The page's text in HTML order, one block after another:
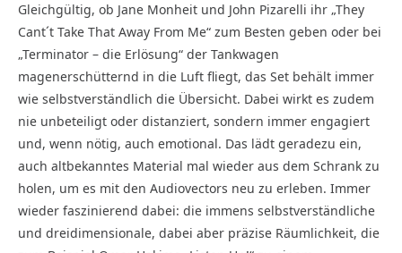
Gleichgültig, ob Jane Monheit und John Pizarelli ihr „They
Cant´t Take That Away From Me“ zum Besten geben oder bei
„Terminator – die Erlösung“ der Tankwagen
magenerschütternd in die Luft fliegt, das Set behält immer
wie selbstverständlich die Übersicht. Dabei wirkt es zudem
nie unbeteiligt oder distanziert, sondern immer engagiert
und, wenn nötig, auch emotional. Das lädt geradezu ein,
auch altbekanntes Material mal wieder aus dem Schrank zu
holen, um es mit den Audiovectors neu zu erleben. Immer
wieder faszinierend dabei: die immens selbstverständliche
und dreidimensionale, dabei aber präzise Räumlichkeit, die